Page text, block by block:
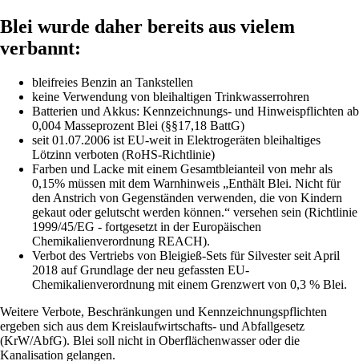
Blei wurde daher bereits aus vielem
verbannt:
bleifreies Benzin an Tankstellen
keine Verwendung von bleihaltigen Trinkwasserrohren
Batterien und Akkus: Kennzeichnungs- und Hinweispflichten ab
0,004 Masseprozent Blei (§§17,18 BattG)
seit 01.07.2006 ist EU-weit in Elektrogeräten bleihaltiges
Lötzinn verboten (RoHS-Richtlinie)
Farben und Lacke mit einem Gesamtbleianteil von mehr als
0,15% müssen mit dem Warnhinweis „Enthält Blei. Nicht für
den Anstrich von Gegenständen verwenden, die von Kindern
gekaut oder gelutscht werden können.“ versehen sein (Richtlinie
1999/45/EG - fortgesetzt in der Europäischen
Chemikalienverordnung REACH).
Verbot des Vertriebs von Bleigieß-Sets für Silvester seit April
2018 auf Grundlage der neu gefassten EU-
Chemikalienverordnung mit einem Grenzwert von 0,3 % Blei.
Weitere Verbote, Beschränkungen und Kennzeichnungspflichten
ergeben sich aus dem Kreislaufwirtschafts- und Abfallgesetz
(KrW/AbfG). Blei soll nicht in Oberflächenwasser oder die
Kanalisation gelangen.